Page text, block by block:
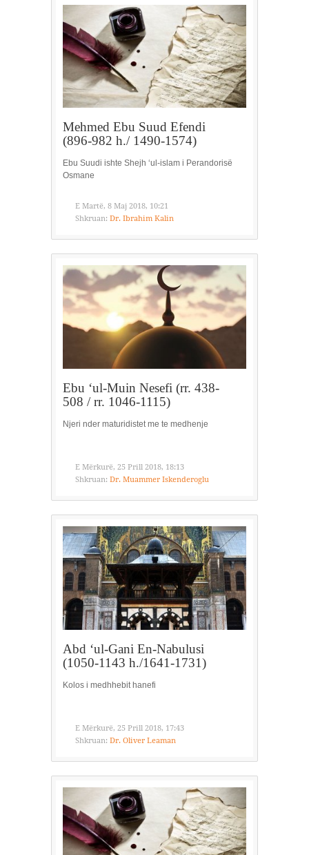
Mehmed Ebu Suud Efendi
(896-982 h./ 1490-1574)
Ebu Suudi ishte Shejh ‘ul-islam i Perandorisë
Osmane
E Martë, 8 Maj 2018, 10:21
Shkruan: Dr. Ibrahim Kalin
Ebu ‘ul-Muin Nesefi (rr. 438-
508 / rr. 1046-1115)
Njeri nder maturidistet me te medhenje
E Mërkurë, 25 Prill 2018, 18:13
Shkruan: Dr. Muammer Iskenderoglu
Abd ‘ul-Gani En-Nabulusi
(1050-1143 h./1641-1731)
Kolos i medhhebit hanefi
E Mërkurë, 25 Prill 2018, 17:43
Shkruan: Dr. Oliver Leaman